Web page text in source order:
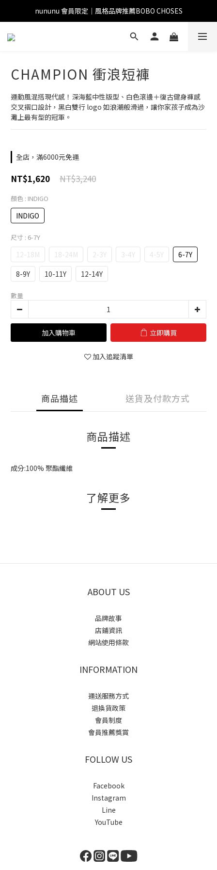
nununu 會員限定｜風格品牌推薦BOBO CHOSES
CHAMPION 衝浪短褲
運動風混搭現代感！深海藍中性版型、白色滾邊＋復古健身褲感
交叉褶口設計，黑白雙行 logo 如浪潮般滑過，讓你家孩子成為沙
灘上最有型的冠軍。
全店，滿6000元免運
NT$3,240
NT$1,620
顏色 : INDIGO
INDIGO
尺寸 : 6-7Y
12-18M 18-24M 2-3Y 3-4Y 4-5Y
6-7Y
8-9Y
10-11Y 12-14Y
數量
加入購物車 立即購買
加入追蹤清單
商品描述 送貨及付款方式
商品描述
成分:100% 聚酯纖維
了解更多
ABOUT US
品牌故事
店鋪資訊
網站使用條款
INFORMATION
運送服務方式
退換貨政策
會員制度
會員推薦獎賞
FOLLOW US
Facebook
Instagram
Line
YouTube